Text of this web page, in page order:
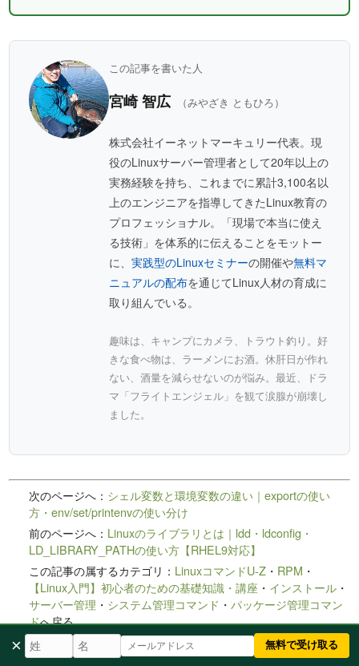
× 無料で受け取る
この記事を書いた人
宮崎 智広 （みやざき ともひろ）
株式会社イーネットマーキュリー代表。現
役のLinuxサーバー管理者として20年以上の
実務経験を持ち、これまでに累計3,100名以
上のエンジニアを指導してきたLinux教育の
プロフェッショナル。「現場で本当に使え
る技術」を体系的に伝えることをモットー
に、実践型のLinuxセミナーの開催や無料マ
ニュアルの配布を通じてLinux人材の育成に
取り組んでいる。
趣味は、キャンプにカメラ、トラウト釣り。好
きな食べ物は、ラーメンにお酒。休肝日が作れ
ない、酒量を減らせないのが悩み。最近、ドラ
マ「フライトエンジェル」を観て涙腺が崩壊し
ました。
次のページへ： シェル変数と環境変数の違い｜exportの使い
方・env/set/printenvの使い分け
前のページへ： Linuxのライブラリとは｜ldd・ldconfig・
LD_LIBRARY_PATHの使い方【RHEL9対応】
この記事の属するカテゴリ： LinuxコマンドU-Z ・ RPM ・
【Linux入門】初心者のための基礎知識・講座 ・ インストール ・
サーバー管理 ・ システム管理コマンド ・パッケージ管理コマン
ドへ戻る